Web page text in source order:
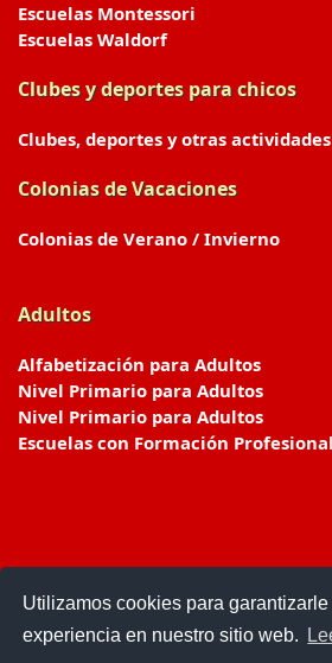
Utilizamos cookies para
experiencia en nuestro sitio web.
Escuelas Montessori
Escuelas Waldorf
Clubes y deportes para chicos
Clubes, deportes y otras actividades
Colonias de Vacaciones
Colonias de Verano / Invierno
Adultos
Alfabetización para Adultos
Nivel Primario para Adultos
Nivel Primario para Adultos
Escuelas con Formación